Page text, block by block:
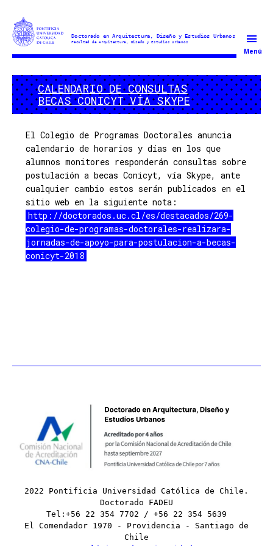
Doctorado
Arquitectura
y
Estudios
Urbanos
Menú
CALENDARIO DE CONSULTAS
BECAS CONICYT VÍA SKYPE
El Colegio de Programas Doctorales anuncia
calendario de horarios y días en los que
alumnos monitores responderán consultas sobre
postulación a becas Conicyt, vía Skype, ante
cualquier cambio estos serán publicados en el
sitio web en la siguiente nota:
http://doctorados.uc.cl/es/destacados/269-
colegio-de-programas-doctorales-realizara-
jornadas-de-apoyo-para-postulacion-a-becas-
conicyt-2018
2022 Pontificia Universidad Católica de Chile.
Doctorado FADEU
Tel:+56 22 354 7702 / +56 22 354 5639
El Comendador 1970 - Providencia - Santiago de
Chile